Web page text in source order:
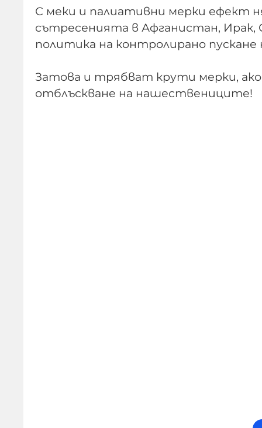
С меки и палиативни мерки ефект
сътресенията в Афганистан, Ирак,
политика на контролирано
Затова и трябват крути мерки,
отблъскване на нашествениците!